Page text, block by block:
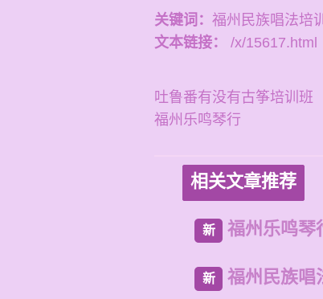
关键词： 福州民族唱法培
文本链接：
/x/15617.html
吐鲁番有没有古筝培训班
福州乐鸣琴行
相关文章推荐
新 福州乐鸣琴
新 福州民族唱